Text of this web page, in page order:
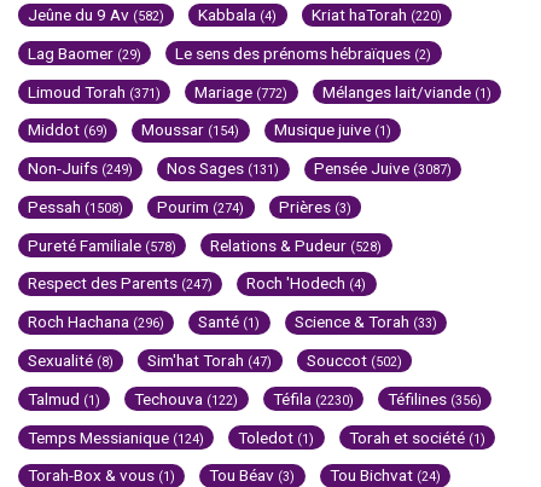
Jeûne du 9 Av (582) Kabbala (4) Kriat haTorah (220)
Lag Baomer (29) Le sens des prénoms hébraïques (2)
Limoud Torah (371) Mariage (772) Mélanges lait/viande (1)
Middot (69) Moussar (154) Musique juive (1)
Non-Juifs (249) Nos Sages (131) Pensée Juive (3087)
Pessah (1508) Pourim (274) Prières (3)
Pureté Familiale (578) Relations & Pudeur (528)
Respect des Parents (247) Roch 'Hodech (4)
Roch Hachana (296) Santé (1) Science & Torah (33)
Sexualité (8) Sim'hat Torah (47) Souccot (502)
Talmud (1) Techouva (122) Téfila (2230) Téfilines (356)
Temps Messianique (124) Toledot (1) Torah et société (1)
Torah-Box & vous (1) Tou Béav (3) Tou Bichvat (24)